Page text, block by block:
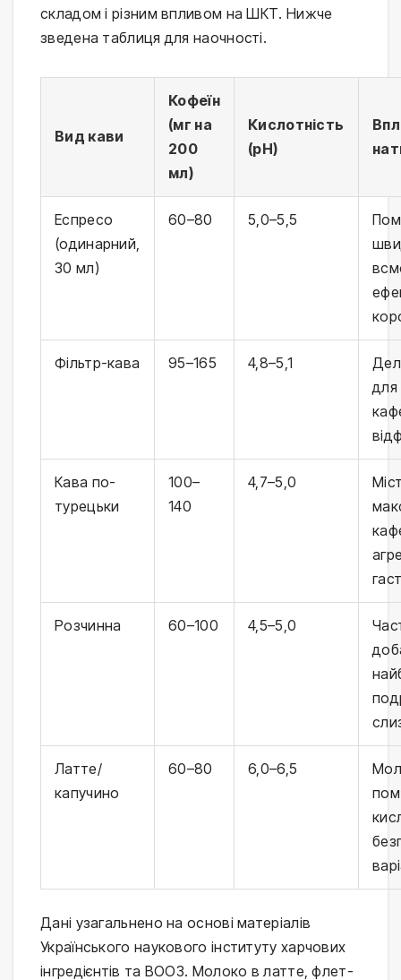
складом і різним впливом на ШКТ. Нижче
зведена таблиця для наочності.
Вид кави
Кофеїн
(мг на
200
мл)
Кислотність
(pH)
Еспресо
(одинарний,
30 мл)
60–80 5,0–5,5
Фільтр-кава 95–165 4,8–5,1
Кава по-
турецьки
100–
140
4,7–5,0
Розчинна 60–100 4,5–5,0
Латте/
капучино
60–80 6,0–6,5
Дані узагальнено на основі матеріалів
Українського наукового інституту харчових
інгредієнтів та ВООЗ. Молоко в латте, флет-